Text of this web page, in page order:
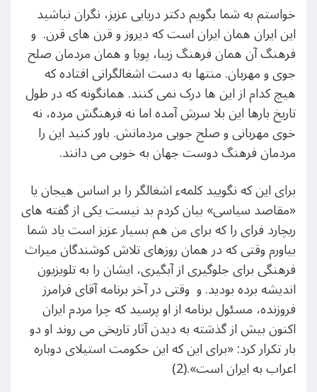
خواستم به شما بگویم دکتر دریایی عزیز، نگران نباشید
این ایران همان ایران است که دیروز و قرن های قرن. و
فرهنگ آن همان فرهنگ زیبا، پویا و همان مردمان صلح
جوی و مهربان. منتها به دست اشغالگرانی افتاده که
هیچ کدام از این ها درک نمی کنند. همانگونه که در طول
تاریخ بارها این بلا سرش آمده اما نه فرهنگش مرده، نه
خوی مهربانی و صلح جویی مردمانش. باور کنید این را
مردمان فرهنگ دوست جهان به خوبی می دانند.
برای این که نگویید کلمهء اشغالگر را بر اساس هیجان یا
«مقاصد سیاسی» بیان کردم بد نیست یکی از گفته های
ریچارد فرای را که برای من هم بسیار عزیز است یاد شما
بیاورم وقتی که در همان روزهای تلاش کوشندگان میراث
فرهنگی برای جلوگیری از آبگیری، ایشان را به تلویزیون
اندیشه برده بودید. و وقتی در آخر برنامه آقای فرامرز
فروزنده، مسئول برنامه از او پرسید که چرا مردم ایران
اکنون بیش از گذشته به دیدن آثار تاریخی می روند او دو
بار تکرار کرد: «برای این که این حکومت استیلای دوباره
اعراب به ایران است».(2)